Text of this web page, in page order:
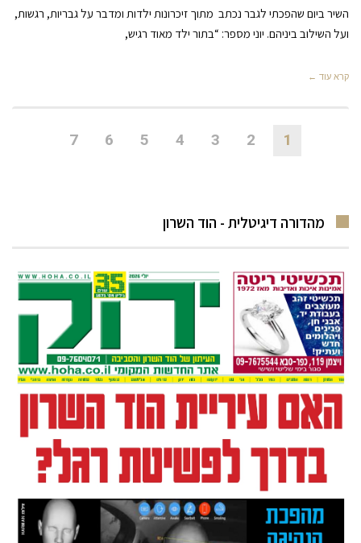
השיר ביום שהפכתי לגבר נכתב מתוך זיכרונות ילדות ומדבר על גבריות, רגשות,
ועל השילוב ביניהם. יוני מספר: “בתור ילד מאוד רגיש,
קרא עוד ←
1
2
3
4
5
6
7
מהדורה דיגיטלית - הוד השרון